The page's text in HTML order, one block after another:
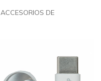
ACCESORIOS DE